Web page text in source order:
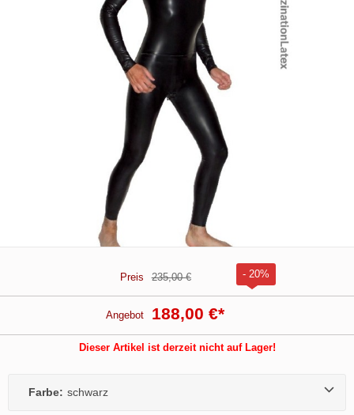
Preis 235,00 € - 20%
Angebot 188,00 €*
Dieser Artikel ist derzeit nicht auf Lager!
Farbe: schwarz